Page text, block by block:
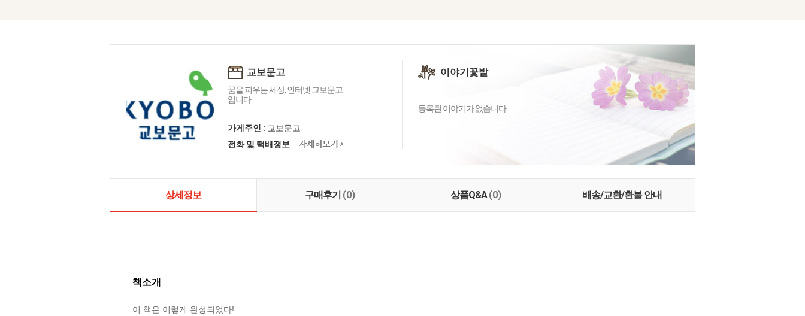
교보문고
꿈을 피우는 세상, 인터넷 교보문고
입니다.
가게주인 : 교보문고
전화 및 택배정보
이야기꽃밭
등록된 이야기가 없습니다.
상세정보 구매후기 (0) 상품Q&A(0) 배송/교환/환불 안내
책소개
이 책은 이렇게 완성되었다!